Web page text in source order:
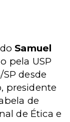
Samuel
pela USP
desde
presidente
de
de Ética e